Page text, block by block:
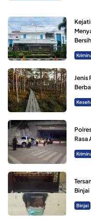
Jenis
Rasa
Binjai
Binjai